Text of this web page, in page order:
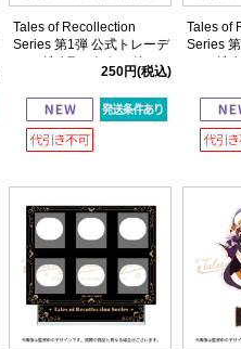
Tales of Recollection
Series 第1弾 公式トレーデ
ィングイラストカード
250円(税込)
Tales of
Series
ィング